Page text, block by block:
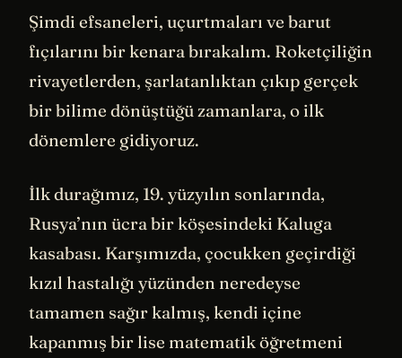
Şimdi efsaneleri, uçurtmaları ve barut
fıçılarını bir kenara bırakalım. Roketçiliğin
rivayetlerden, şarlatanlıktan çıkıp gerçek
bir bilime dönüştüğü zamanlara, o ilk
dönemlere gidiyoruz.
İlk durağımız, 19. yüzyılın sonlarında,
Rusya’nın ücra bir köşesindeki Kaluga
kasabası. Karşımızda, çocukken geçirdiği
kızıl hastalığı yüzünden neredeyse
tamamen sağır kalmış, kendi içine
kapanmış bir lise matematik öğretmeni